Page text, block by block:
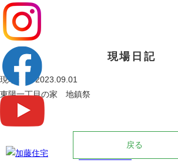
現場日記
現場日記
2023.09.01
東陽一丁目の家 地鎮祭
戻る